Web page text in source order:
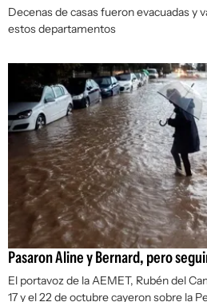
Decenas de casas fueron evacuadas y
estos departamentos
Pasaron Aline y Bernard, pero
El portavoz de la AEMET, Rubén del
17 y el 22 de octubre cayeron sobre la